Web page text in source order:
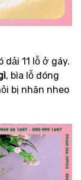
11 lỗ ở gáy.
, bìa lỗ đóng
bị nhăn nheo